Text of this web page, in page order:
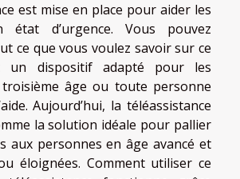
est mise en place pour aider les
état d’urgence. Vous pouvez
ce que vous voulez savoir sur ce
un dispositif adapté pour les
âge ou toute personne
Aujourd’hui, la téléassistance
la solution idéale pour pallier
aux personnes en âge avancé et
éloignées. Comment utiliser ce